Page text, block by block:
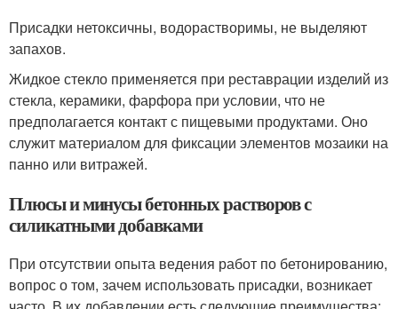
Присадки нетоксичны, водорастворимы, не выделяют
запахов.
Жидкое стекло применяется при реставрации изделий из
стекла, керамики, фарфора при условии, что не
предполагается контакт с пищевыми продуктами. Оно
служит материалом для фиксации элементов мозаики на
панно или витражей.
Плюсы и минусы бетонных растворов с
силикатными добавками
При отсутствии опыта ведения работ по бетонированию,
вопрос о том, зачем использовать присадки, возникает